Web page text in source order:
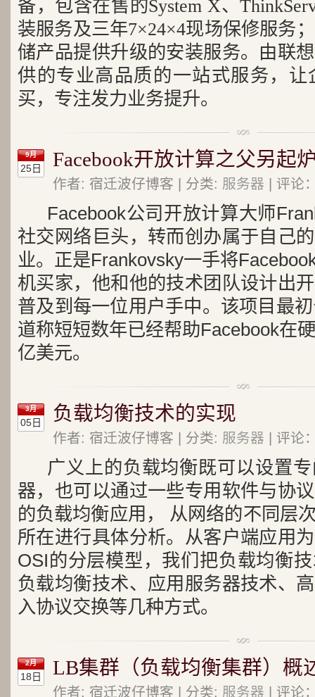
备，包含在售的System X、
装服务及三年7×24×4现场保修服务
储产品提供升级的安装服务。由联
供的专业高品质的一站式服务，
买，专注发力业务提升。
9月
25日 Facebook开放计算之父另起
作者: 宿迁波仔博客 | 分类: 服务器 | 评论
Facebook公司开放计算大师
社交网络巨头，转而创办属于自己
业。 正是Frankovsky一手将
机买家，他和他的技术团队设计出
普及到每一位用户手中。该项目最
道称短短数年已经帮助Facebook在
亿美元。
3月
05日 负载均衡技术的实现
作者: 宿迁波仔博客 | 分类: 服务器 | 评论
广义上的负载均衡既可以设置
器，也可以通过一些专用软件与协
的负载均衡应用， 从网络的不同层
所在进行具体分析。从客户端应用
OSI的分层模型，我们把负载均衡
负载均衡技术、应用服务器技术、
入协议交换等几种方式。
2月
18日 LB集群（负载均衡集群）概
作者: 宿迁波仔博客 | 分类: 服务器 | 评论